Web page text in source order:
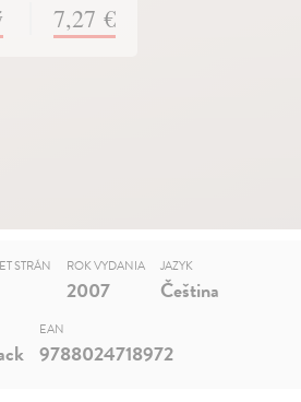
7,27 €
STRÁN ROK VYDANIA
2007
JAZYK
Čeština
EAN
9788024718972